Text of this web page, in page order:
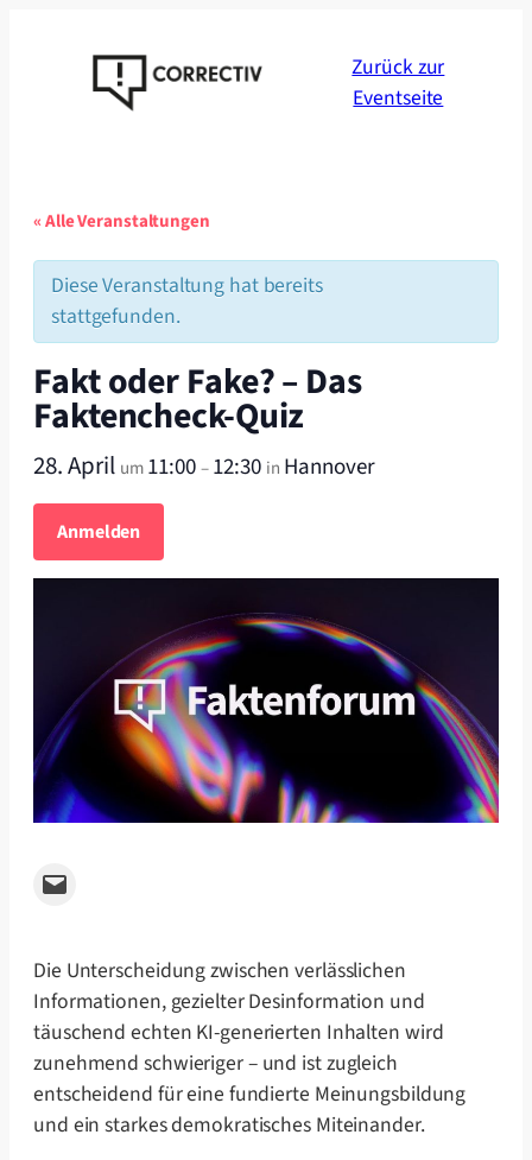
Zurück zur
Eventseite
« Alle Veranstaltungen
Diese Veranstaltung hat bereits
stattgefunden.
Fakt oder Fake? – Das
Faktencheck-Quiz
28. April um11:00–12:30 in Hannover
Anmelden
Email this Page
Die Unterscheidung zwischen verlässlichen
Informationen, gezielter Desinformation und
täuschend echten KI-generierten Inhalten wird
zunehmend schwieriger – und ist zugleich
entscheidend für eine fundierte Meinungsbildung
und ein starkes demokratisches Miteinander.